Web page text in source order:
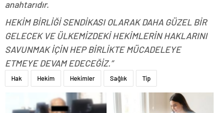
anahtarıdır.
HEKİM BİRLİĞİ SENDİKASI OLARAK DAHA GÜZEL BİR
GELECEK VE ÜLKEMİZDEKİ HEKİMLERİN HAKLARINI
SAVUNMAK İÇİN HEP BİRLİKTE MÜCADELEYE
ETMEYE DEVAM EDECEĞİZ.”
Hak Hekim Hekimler Sağlık Tip